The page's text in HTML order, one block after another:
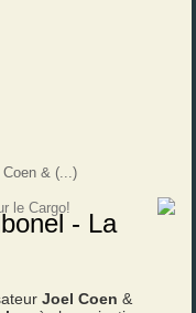
Coen & (...)
- La
Joel Coen &